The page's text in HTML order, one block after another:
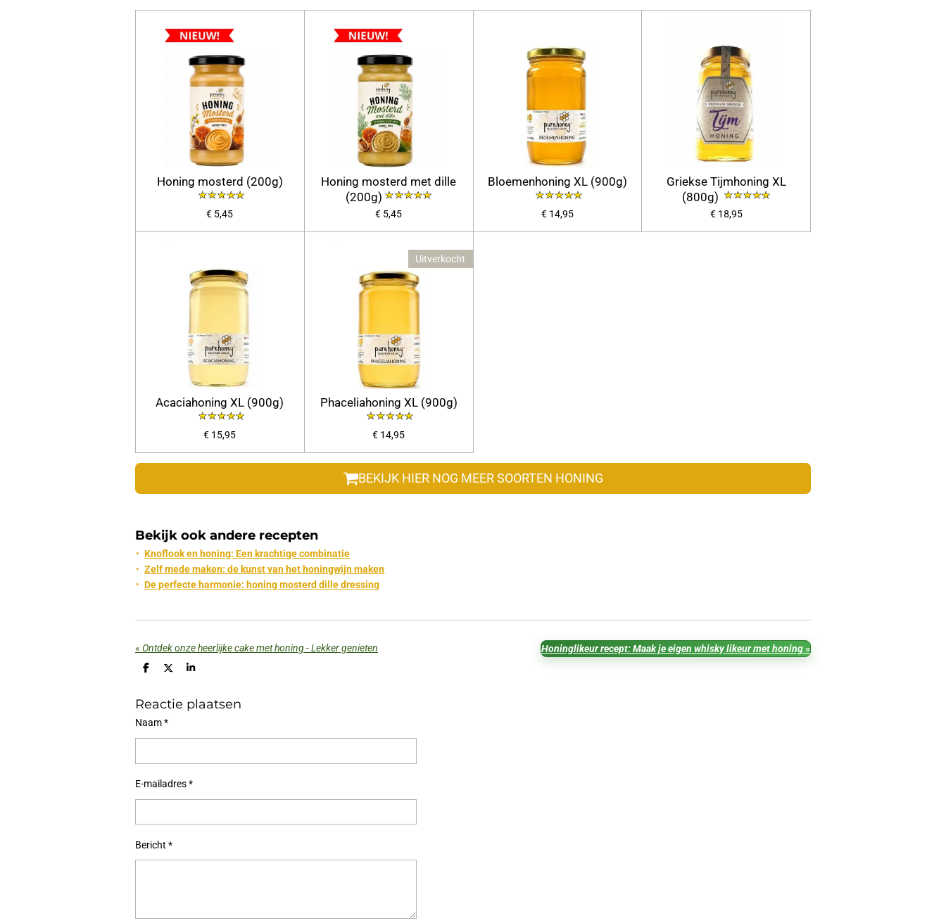
Honing mosterd (200g)
€ 5,45
Honing mosterd met dille
(200g)
€ 5,45
Bloemenhoning XL (900g)
€ 14,95
Griekse Tijmhoning XL
(800g)
€ 18,95
Acaciahoning XL (900g)
€ 15,95
Uitverkocht
Phaceliahoning XL (900g)
€ 14,95
BEKIJK HIER NOG MEER SOORTEN HONING
Bekijk ook andere recepten
Knoflook en honing: Een krachtige combinatie
Zelf mede maken: de kunst van het honingwijn maken
De perfecte harmonie: honing mosterd dille dressing
« Ontdek onze heerlijke cake met honing - Lekker genieten Honinglikeur recept: Maak je eigen whisky likeur met honing»
D
e
n
D
l
S
r
e
Reactie plaatsen
Naam *
E-mailadres *
Bericht *